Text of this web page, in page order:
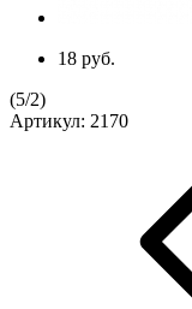
18 руб.
(5/2)
Артикул: 2170